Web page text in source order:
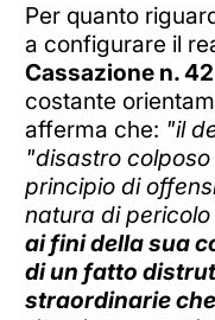
Per quanto
a configurare il
Cassazione n.
costante
afferma che: "il
"disastro
principio di
natura di
ai fini della sua
di un fatto
straordinarie